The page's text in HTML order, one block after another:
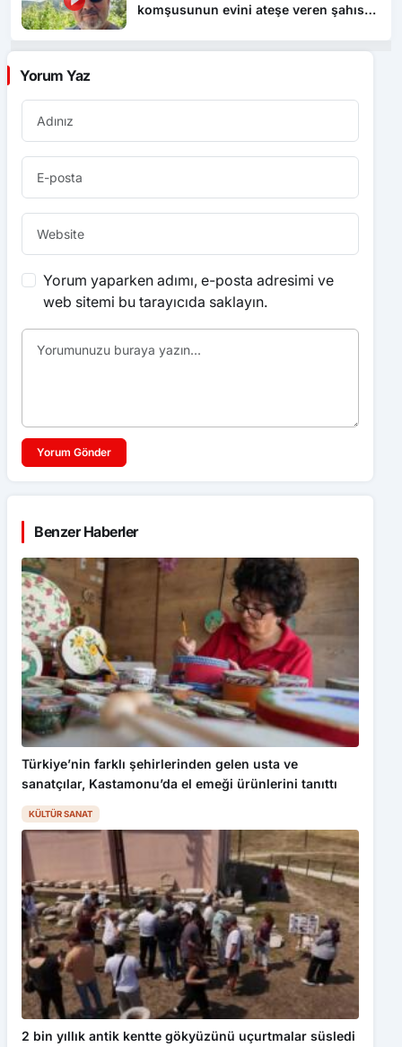
komşusunun evini ateşe veren şahıs
Yorum Yaz
Yorum yaparken adımı, e-posta adresimi ve
web sitemi bu tarayıcıda saklayın.
Yorum Gönder
Benzer Haberler
Türkiye’nin farklı şehirlerinden gelen usta ve
sanatçılar, Kastamonu’da el emeği ürünlerini tanıttı
KÜLTÜR SANAT
2 bin yıllık antik kentte gökyüzünü uçurtmalar süsledi